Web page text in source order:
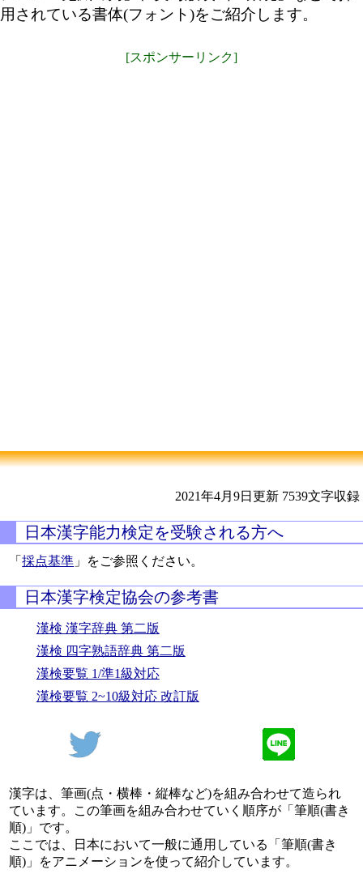
用されている書体(フォント)をご紹介します。
[スポンサーリンク]
2021年4月9日更新 7539文字収録
日本漢字能力検定を受験される方へ
「採点基準 」をご参照ください。
日本漢字検定協会の参考書
漢検 漢字辞典 第二版
漢検 四字熟語辞典 第二版
漢検要覧 1/準1級対応
漢検要覧 2~10級対応 改訂版
漢字は、筆画(点・横棒・縦棒など)を組み合わせて造られ
ています。この筆画を組み合わせていく順序が「筆順(書き
順)」です。
ここでは、日本において一般に通用している「筆順(書き
順)」をアニメーションを使って紹介しています。